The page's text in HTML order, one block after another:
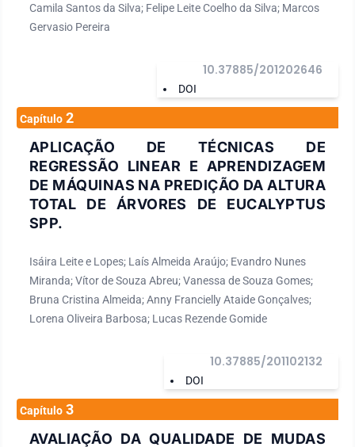
Camila Santos da Silva; Felipe Leite Coelho da Silva; Marcos
Gervasio Pereira
DOI
10.37885/201202646
Capítulo 2
APLICAÇÃO DE TÉCNICAS DE
REGRESSÃO LINEAR E APRENDIZAGEM
DE MÁQUINAS NA PREDIÇÃO DA ALTURA
TOTAL DE ÁRVORES DE EUCALYPTUS
SPP.
Isáira Leite e Lopes; Laís Almeida Araújo; Evandro Nunes
Miranda; Vítor de Souza Abreu; Vanessa de Souza Gomes;
Bruna Cristina Almeida; Anny Francielly Ataide Gonçalves;
Lorena Oliveira Barbosa; Lucas Rezende Gomide
DOI
10.37885/201102132
Capítulo 3
AVALIAÇÃO DA QUALIDADE DE MUDAS